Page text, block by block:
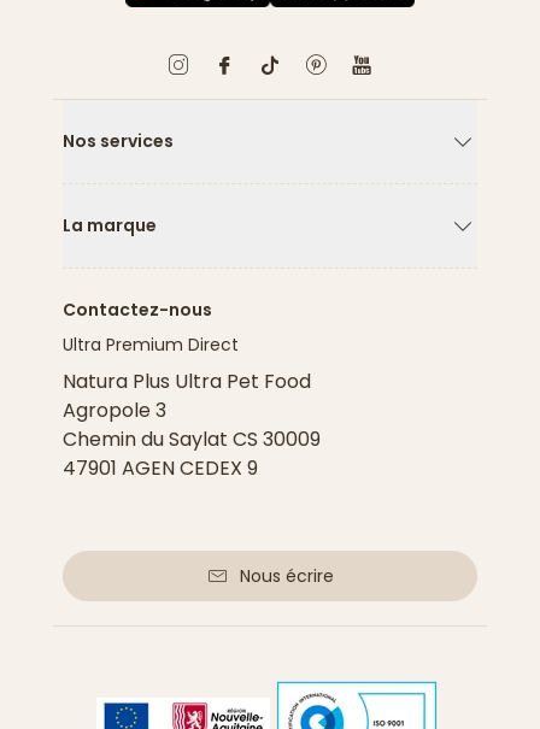
Nos services
La marque
Contactez-nous
Ultra Premium Direct
Natura Plus Ultra Pet Food
Agropole 3
Chemin du Saylat CS 30009
47901 AGEN CEDEX 9
Nous écrire